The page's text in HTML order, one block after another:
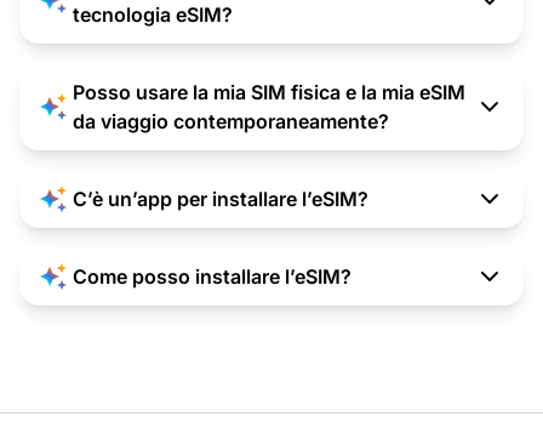
tecnologia eSIM?
Posso usare la mia SIM fisica e la mia eSIM
da viaggio contemporaneamente?
C’è un’app per installare l’eSIM?
Come posso installare l’eSIM?